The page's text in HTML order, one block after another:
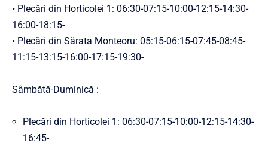
• Plecări din Horticolei 1: 06:30-07:15-10:00-12:15-14:30-
16:00-18:15-
• Plecări din Sărata Monteoru: 05:15-06:15-07:45-08:45-
11:15-13:15-16:00-17:15-19:30-
Sâmbătă-Duminică :
Plecări din Horticolei 1: 06:30-07:15-10:00-12:15-14:30-
16:45-